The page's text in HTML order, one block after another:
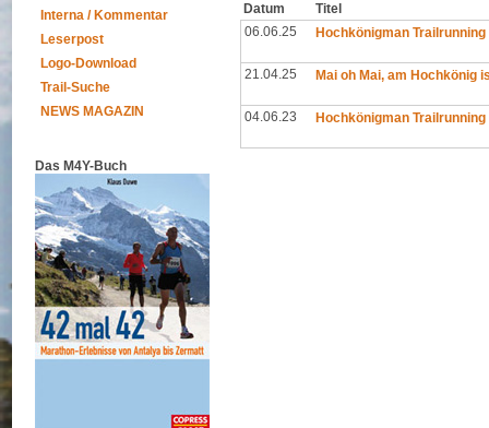
Interna / Kommentar
Leserpost
Logo-Download
Trail-Suche
NEWS MAGAZIN
Das M4Y-Buch
Datum
Titel
06.06.25
Hochkönigman
21.04.25 Mai oh Mai, am Hochkönig
04.06.23 Hochkönigman